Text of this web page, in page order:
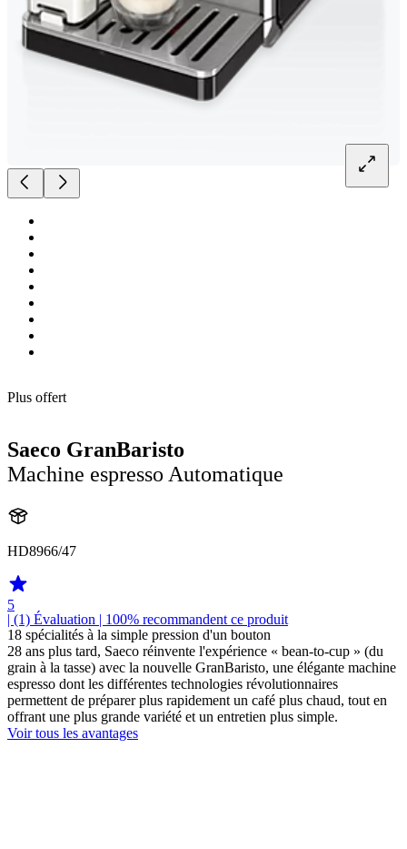
Plus offert
Saeco GranBaristo
Machine espresso Automatique
HD8966/47
5
| (1) Évaluation | 100% recommandent ce produit
18 spécialités à la simple pression d'un bouton
28 ans plus tard, Saeco réinvente l'expérience « bean-to-cup » (du
grain à la tasse) avec la nouvelle GranBaristo, une élégante machine
espresso dont les différentes technologies révolutionnaires
permettent de préparer plus rapidement un café plus chaud, tout en
offrant une plus grande variété et un entretien plus simple.
Voir tous les avantages